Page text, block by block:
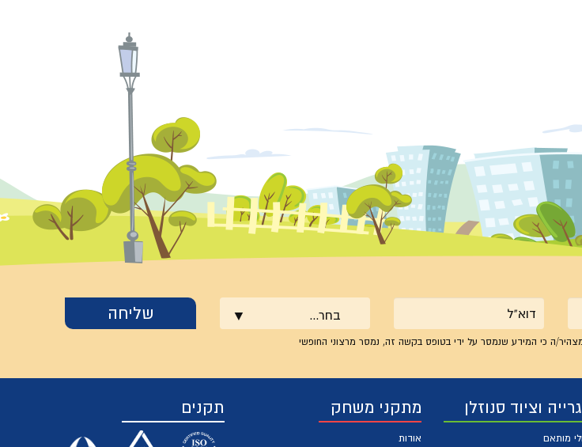
בחר...
ה כי המידע שנמסר על ידי בטופס בקשה זה, נמסר מרצוני החופשי
תקנים וציוד סנוזלן
מותאם
מתקני משחק
אודות